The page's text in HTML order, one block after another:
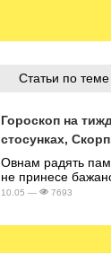
Статьи по теме
Гороскоп на
стосунках,
Овнам радять
не принесе
10.05 — 7693